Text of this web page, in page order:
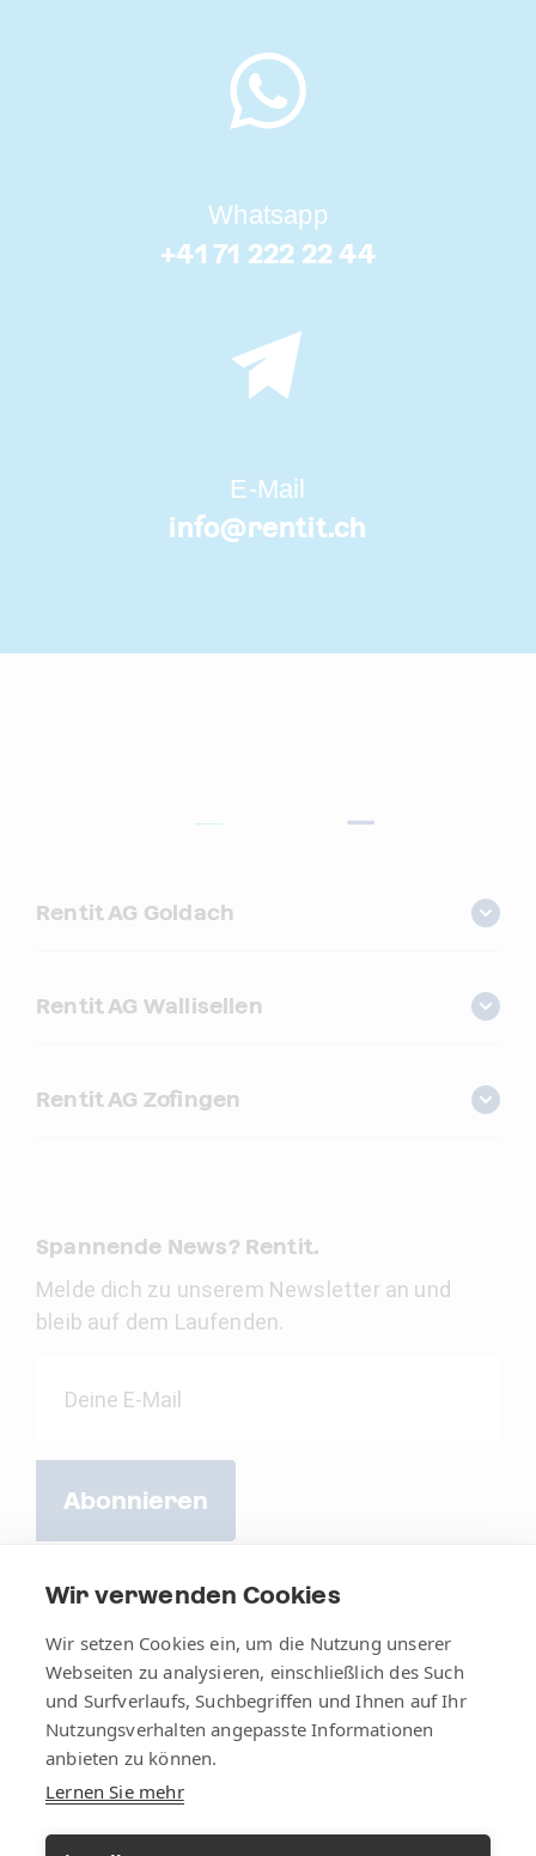
Wir verwenden Cookies
Wir setzen Cookies ein, um die Nutzung unserer
Webseiten zu analysieren, einschließlich des Such
und Surfverlaufs, Suchbegriffen und Ihnen auf Ihr
Nutzungsverhalten angepasste Informationen
anbieten zu können.
Lernen Sie mehr
Whatsapp
+41 71 222 22 44
E-Mail
info@rentit.ch
Rentit AG Goldach
Rentit AG Wallisellen
Rentit AG Zofingen
Spannende News? Rentit.
Melde dich zu unserem Newsletter an und
bleib auf dem Laufenden.
Abonnieren
AGB Impressum